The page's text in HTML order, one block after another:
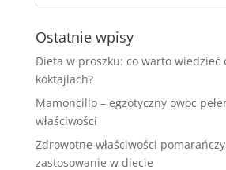
Ostatnie wpisy
Dieta w proszku: co warto
koktajlach?
Mamoncillo – egzotyczny owoc
właściwości
Zdrowotne właściwości
zastosowanie w diecie